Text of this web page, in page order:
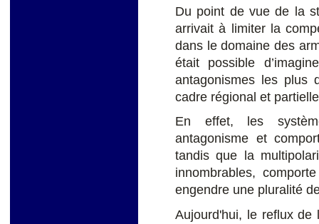
Du point de vue de la
arrivait à limiter la
dans le domaine des
était possible
antagonismes les plus
cadre régional et
En effet, les
antagonisme et
tandis que la
innombrables,
engendre une pluralité
Aujourd'hui, le reflux de